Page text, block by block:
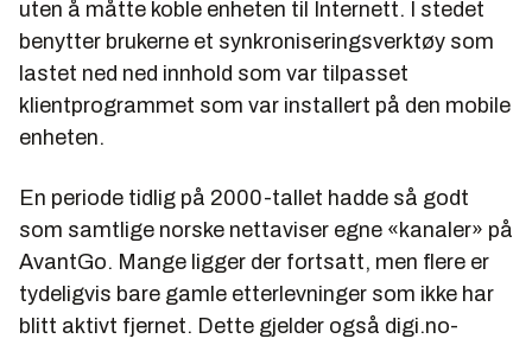
uten å måtte koble enheten til Internett. I stedet
benytter brukerne et synkroniseringsverktøy som
lastet ned ned innhold som var tilpasset
klientprogrammet som var installert på den mobile
enheten.
En periode tidlig på 2000-tallet hadde så godt
som samtlige norske nettaviser egne «kanaler» på
AvantGo. Mange ligger der fortsatt, men flere er
tydeligvis bare gamle etterlevninger som ikke har
blitt aktivt fjernet. Dette gjelder også digi.no-